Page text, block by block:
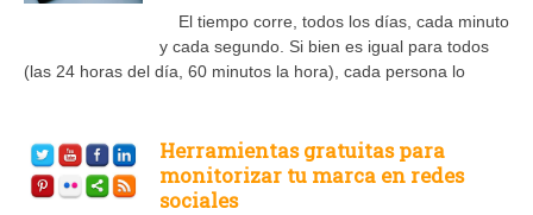
El tiempo corre, todos los días, cada minuto
y cada segundo. Si bien es igual para todos
(las 24 horas del día, 60 minutos la hora), cada persona lo
Herramientas gratuitas para
monitorizar tu marca en redes
sociales